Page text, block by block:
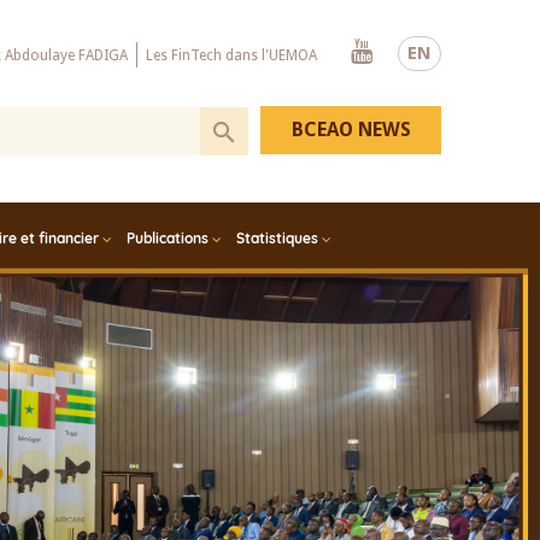
EN
Abdoulaye FADIGA Les FinTech dans l'UEMOA
Youtube
et financier Publications Statistiques
BCEAO NEWS